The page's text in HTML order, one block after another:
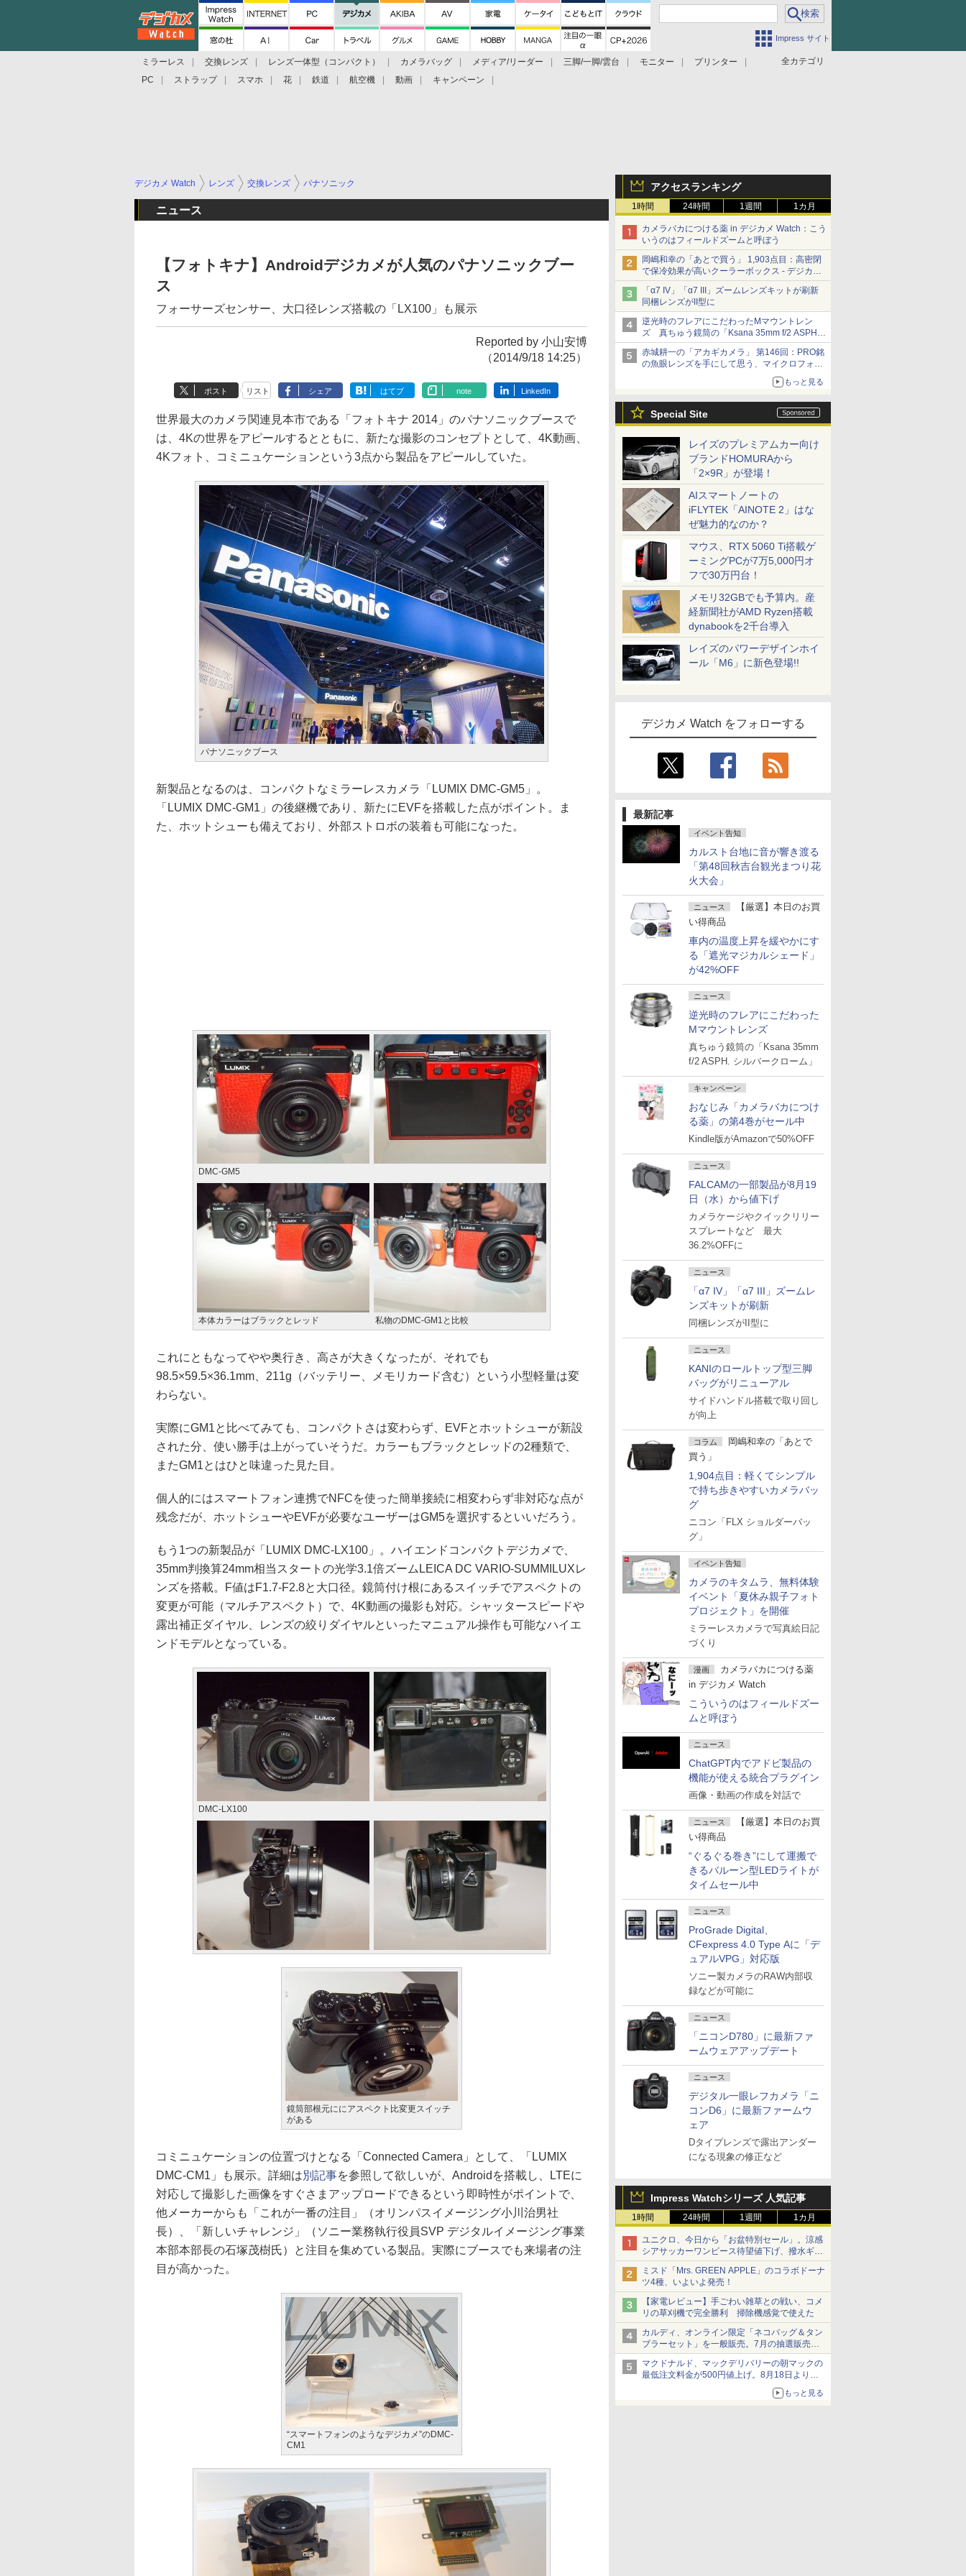
Impress サイト
全カテゴリ
ミラーレス 交換レンズ レンズ一体型（コンパクト） カメラバッグ メディア/リーダー 三脚/一脚/雲台 モニター
プリンター
PC
ストラップ スマホ 花 鉄道 航空機 動画 キャンペーン
アクセスランキング
1時間 24時間 1週間 1カ月
カメラバカにつける薬 in デジカメ Watch：こう
いうのはフィールドズームと呼ぼう
岡嶋和幸の「あとで買う」 1,903点目：高密閉
で保冷効果が高いクーラーボックス - デジカメ
Watch
「α7 IV」「α7 III」ズームレンズキットが刷新
同梱レンズがII型に
逆光時のフレアにこだわったMマウントレン
ズ 真ちゅう鏡筒の「Ksana 35mm f/2 ASPH.
シルバークローム」
赤城耕一の「アカギカメラ」 第146回：PRO銘
の魚眼レンズを手にして思う、マイクロフォー
もっと見る
Special Site
レイズのプレミアムカー向け
ブランドHOMURAから
「2×9R」が登場！
AIスマートノートの
iFLYTEK「AINOTE 2」はな
ぜ魅力的なのか？
マウス、RTX 5060 Ti搭載ゲ
ーミングPCが7万5,000円オ
フで30万円台！
メモリ32GBでも予算内。産
経新聞社がAMD Ryzen搭載
dynabookを2千台導入
レイズのパワーデザインホイ
ール「M6」に新色登場!!
デジカメ Watch をフォローする
最新記事
イベント告知
カルスト台地に音が響き渡る
「第48回秋吉台観光まつり花
火大会」
ニュース
【厳選】本日のお買
い得商品
車内の温度上昇を緩やかにす
る「遮光マジカルシェード」
が42%OFF
ニュース
逆光時のフレアにこだわった
Mマウントレンズ
真ちゅう鏡筒の「Ksana 35mm
f/2 ASPH. シルバークローム」
キャンペーン
おなじみ「カメラバカにつけ
る薬」の第4巻がセール中
Kindle版がAmazonで50%OFF
ニュース
FALCAMの一部製品が8月19
日（水）から値下げ
カメラケージやクイックリリー
スプレートなど 最大
36.2%OFFに
ニュース
「α7 IV」「α7 III」ズームレ
ンズキットが刷新
同梱レンズがII型に
ニュース
KANIのロールトップ型三脚
バッグがリニューアル
サイドハンドル搭載で取り回し
が向上
コラム
岡嶋和幸の「あとで
買う」
1,904点目：軽くてシンプル
で持ち歩きやすいカメラバッ
グ
ニコン「FLX ショルダーバッ
グ」
イベント告知
カメラのキタムラ、無料体験
イベント「夏休み親子フォト
プロジェクト」を開催
ミラーレスカメラで写真絵日記
づくり
漫画
カメラバカにつける薬
in デジカメ Watch
こういうのはフィールドズー
ムと呼ぼう
ニュース
ChatGPT内でアドビ製品の
機能が使える統合プラグイン
画像・動画の作成を対話で
ニュース
【厳選】本日のお買
い得商品
“ぐるぐる巻き”にして運搬で
きるバルーン型LEDライトが
タイムセール中
ニュース
ProGrade Digital、
CFexpress 4.0 Type Aに「デ
ュアルVPG」対応版
ソニー製カメラのRAW内部収
録などが可能に
ニュース
「ニコンD780」に最新ファ
ームウェアアップデート
ニュース
デジタル一眼レフカメラ「ニ
コンD6」に最新ファームウ
ェア
Dタイプレンズで露出アンダー
になる現象の修正など
Impress Watchシリーズ 人気記事
1時間 24時間 1週間 1カ月
ユニクロ、今日から「お盆特別セール」。涼感
シアサッカーワンピース待望値下げ、撥水ギア
ショーツは1990円に
ミスド「Mrs. GREEN APPLE」のコラボドーナ
ツ4種、いよいよ発売！
【家電レビュー】手ごわい雑草との戦い、コメ
リの草刈機で完全勝利 掃除機感覚で使えた
カルディ、オンライン限定「ネコバッグ＆タン
ブラーセット」を一般販売。7月の抽選販売の
当選無効分
マクドナルド、マックデリバリーの朝マックの
最低注文料金が500円値上げ。8月18日より
もっと見る
デジカメ Watch レンズ 交換レンズ パナソニック
ニュース
【フォトキナ】Androidデジカメが人気のパナソニックブー
ス
フォーサーズセンサー、大口径レンズ搭載の「LX100」も展示
Reported by 小山安博
（2014/9/18 14:25）
ポスト リスト シェア はてブ note LinkedIn
世界最大のカメラ関連見本市である「フォトキナ 2014」のパナソニックブースで
は、4Kの世界をアピールするとともに、新たな撮影のコンセプトとして、4K動画、
4Kフォト、コミニュケーションという3点から製品をアピールしていた。
パナソニックブース
新製品となるのは、コンパクトなミラーレスカメラ「LUMIX DMC-GM5」。
「LUMIX DMC-GM1」の後継機であり、新たにEVFを搭載した点がポイント。ま
た、ホットシューも備えており、外部ストロボの装着も可能になった。
DMC-GM5
本体カラーはブラックとレッド 私物のDMC-GM1と比較
これにともなってやや奥行き、高さが大きくなったが、それでも
98.5×59.5×36.1mm、211g（バッテリー、メモリカード含む）という小型軽量は変
わらない。
実際にGM1と比べてみても、コンパクトさは変わらず、EVFとホットシューが新設
された分、使い勝手は上がっていそうだ。カラーもブラックとレッドの2種類で、
またGM1とはひと味違った見た目。
個人的にはスマートフォン連携でNFCを使った簡単接続に相変わらず非対応な点が
残念だが、ホットシューやEVFが必要なユーザーはGM5を選択するといいだろう。
もう1つの新製品が「LUMIX DMC-LX100」。ハイエンドコンパクトデジカメで、
35mm判換算24mm相当スタートの光学3.1倍ズームLEICA DC VARIO-SUMMILUXレ
ンズを搭載。F値はF1.7-F2.8と大口径。鏡筒付け根にあるスイッチでアスペクトの
変更が可能（マルチアスペクト）で、4K動画の撮影も対応。シャッタースピードや
露出補正ダイヤル、レンズの絞りダイヤルといったマニュアル操作も可能なハイエ
ンドモデルとなっている。
DMC-LX100
鏡筒部根元ににアスペクト比変更スイッチ
がある
コミニュケーションの位置づけとなる「Connected Camera」として、「LUMIX
DMC-CM1」も展示。詳細は別記事を参照して欲しいが、Androidを搭載し、LTEに
対応して撮影した画像をすぐさまアップロードできるという即時性がポイントで、
他メーカーからも「これが一番の注目」（オリンパスイメージング小川治男社
長）、「新しいチャレンジ」（ソニー業務執行役員SVP デジタルイメージング事業
本部本部長の石塚茂樹氏）と注目を集めている製品。実際にブースでも来場者の注
目が高かった。
“スマートフォンのようなデジカメ”のDMC-
CM1